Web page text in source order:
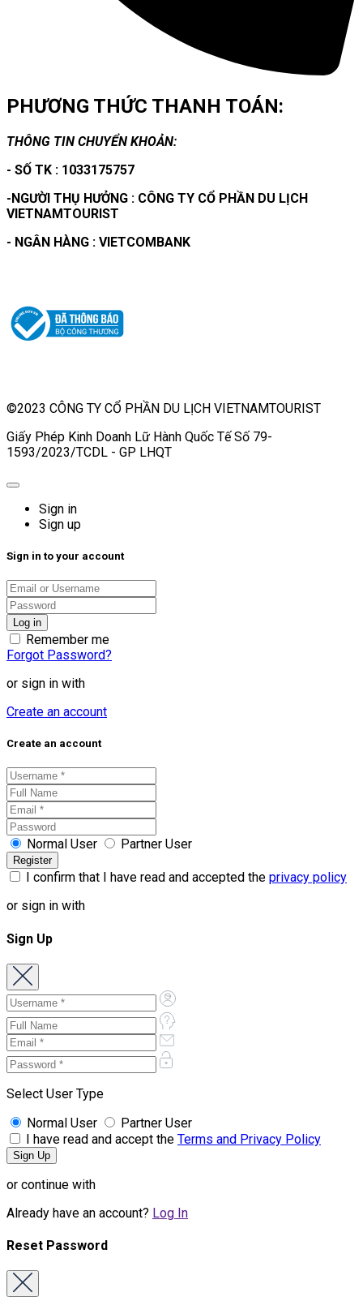
PHƯƠNG THỨC THANH TOÁN:
THÔNG TIN CHUYỂN KHOẢN:
- SỐ TK : 1033175757
-NGƯỜI THỤ HƯỞNG : CÔNG TY CỔ PHẦN DU LỊCH
VIETNAMTOURIST
- NGÂN HÀNG : VIETCOMBANK
©2023 CÔNG TY CỔ PHẦN DU LỊCH VIETNAMTOURIST
Giấy Phép Kinh Doanh Lữ Hành Quốc Tế Số 79-
1593/2023/TCDL - GP LHQT
Sign in
Sign up
Sign in to your account
Remember me
Forgot Password?
or sign in with
Create an account
Create an account
Normal User Partner User
I confirm that I have read and accepted the privacy policy
or sign in with
Sign Up
Select User Type
Normal User
Partner User
I have read and accept the Terms and Privacy Policy
or continue with
Already have an account? Log In
Reset Password